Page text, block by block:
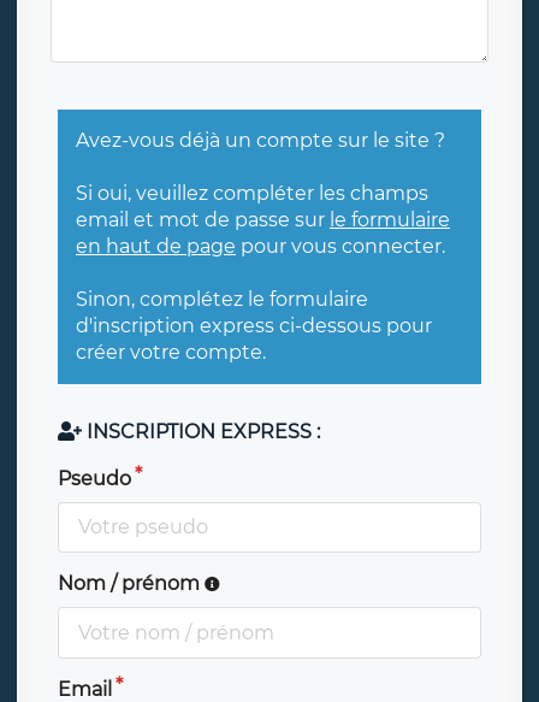
Avez-vous déjà un compte sur le site ?
Si oui, veuillez compléter les champs
email et mot de passe sur le formulaire
en haut de page pour vous connecter.
Sinon, complétez le formulaire
d'inscription express ci-dessous pour
créer votre compte.
INSCRIPTION EXPRESS :
Pseudo
Nom / prénom
Email